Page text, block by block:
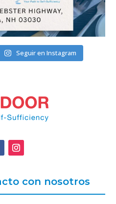
Seguir en Instagram
con nosotros